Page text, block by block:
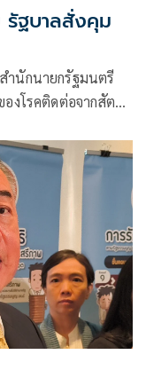
รัฐบาลสั่งคุม
ำนักนายกรัฐมนตรี
โรคติดต่อจากสัตว์สู่